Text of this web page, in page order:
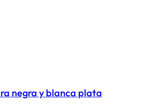
negra y blanca plata